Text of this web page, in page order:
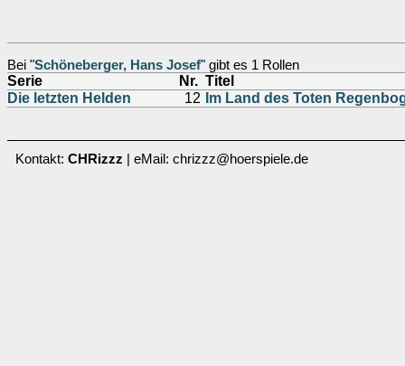
Bei "Schöneberger, Hans Josef" gibt es 1 Rollen
Serie Nr. Titel
Die letzten Helden
12 Im Land des Toten
Kontakt: CHRizzz | eMail: chrizzz@hoerspiele.de